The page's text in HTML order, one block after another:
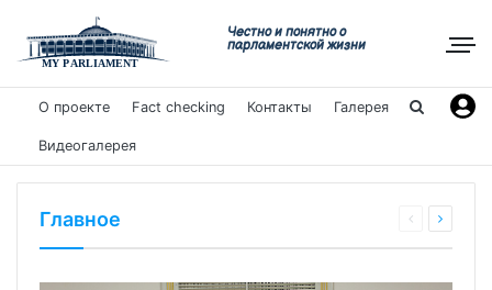
Честно и понятно о
парламентской жизни
О проекте Fact checking Контакты Галерея
Видеогалерея
Главное